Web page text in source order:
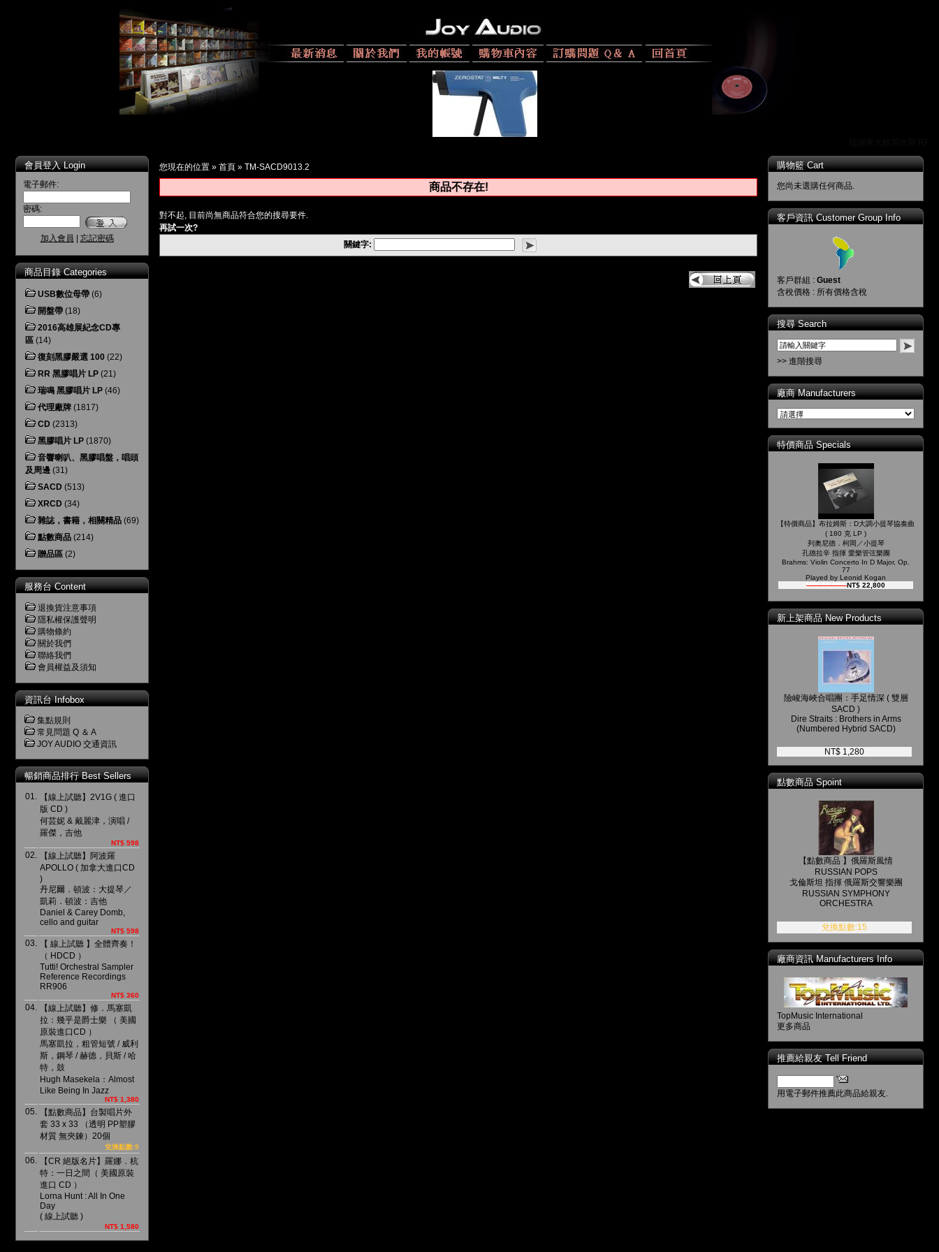
會員登入 Login
電子郵件:
密碼:
加入會員 忘記密碼
商品目錄 Categories
USB數位母帶 (6)
開盤帶 (18)
2016高雄展紀念CD專
區 (14)
復刻黑膠嚴選 100 (22)
RR 黑膠唱片 LP (21)
瑞鳴 黑膠唱片 LP (46)
代理廠牌 (1817)
CD (2313)
黑膠唱片 LP (1870)
音響喇叭、黑膠唱盤，唱頭
及周邊 (31)
SACD (513)
XRCD (34)
雜誌，書籍，相關精品 (69)
點數商品 (214)
贈品區 (2)
服務台 Content
退換貨注意事項
隱私權保護聲明
購物條約
關於我們
聯絡我們
會員權益及須知
資訊台 Infobox
集點規則
常見問題 Q ＆ A
JOY AUDIO 交通資訊
暢銷商品排行 Best Sellers
01.
【線上試聽】2V1G ( 進口
版 CD )
何芸妮 & 戴麗津，演唱 /
羅傑，吉他
NT$ 598
02.
【線上試聽】阿波羅
APOLLO ( 加拿大進口CD
)
丹尼爾．頓波：大提琴／
凱莉．頓波：吉他
Daniel & Carey Domb,
cello and guitar
NT$ 598
03.
【 線上試聽 】全體齊奏！
（ HDCD ）
Tutti! Orchestral Sampler
Reference Recordings
RR906
NT$ 360
04.
【線上試聽】修．馬塞凱
拉：幾乎是爵士樂 （ 美國
原裝進口CD ）
馬塞凱拉，粗管短號 / 威利
斯，鋼琴 / 赫德，貝斯 / 哈
特，鼓
Hugh Masekela：Almost
Like Being In Jazz
NT$ 1,380
05.
【點數商品】台製唱片外
套 33 x 33 （透明 PP塑膠
材質 無夾鍊）20個
兌換點數:9
06.
【CR 絕版名片】羅娜．杭
特：一日之間（ 美國原裝
進口 CD ）
Lorna Hunt : All In One
Day
( 線上試聽 )
NT$ 1,580
您現在的位置 » 首頁 » TM-SACD9013.2
商品不存在!
對不起, 目前尚無商品符合您的搜尋要件.
再試一次?
關鍵字:
購物籃 Cart
您尚未選購任何商品.
客戶資訊 Customer Group Info
客戶群組 : Guest
含稅價格 : 所有價格含稅
搜尋 Search
>> 進階搜尋
廠商 Manufacturers
特價商品 Specials
【特價商品】布拉姆斯：D大調小提琴協奏曲
( 180 克 LP )
列奧尼德．柯岡／小提琴
孔德拉辛 指揮 愛樂管弦樂團
Brahms: Violin Concerto In D Major, Op.
77
Played by Leonid Kogan
NT$ 26,000NT$ 22,800
新上架商品 New Products
險峻海峽合唱團：手足情深 ( 雙層
SACD )
Dire Straits : Brothers in Arms
(Numbered Hybrid SACD)
NT$ 1,280
點數商品 Spoint
【點數商品 】俄羅斯風情
RUSSIAN POPS
戈倫斯坦 指揮 俄羅斯交響樂團
RUSSIAN SYMPHONY
ORCHESTRA
兌換點數:15
廠商資訊 Manufacturers Info
TopMusic International
更多商品
推薦給親友 Tell Friend
用電子郵件推薦此商品給親友.